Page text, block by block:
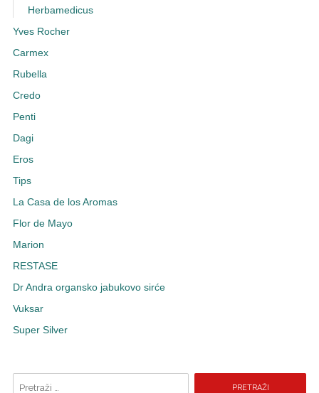
Herbamedicus
Yves Rocher
Carmex
Rubella
Credo
Penti
Dagi
Eros
Tips
La Casa de los Aromas
Flor de Mayo
Marion
RESTASE
Dr Andra organsko jabukovo sirće
Vuksar
Super Silver